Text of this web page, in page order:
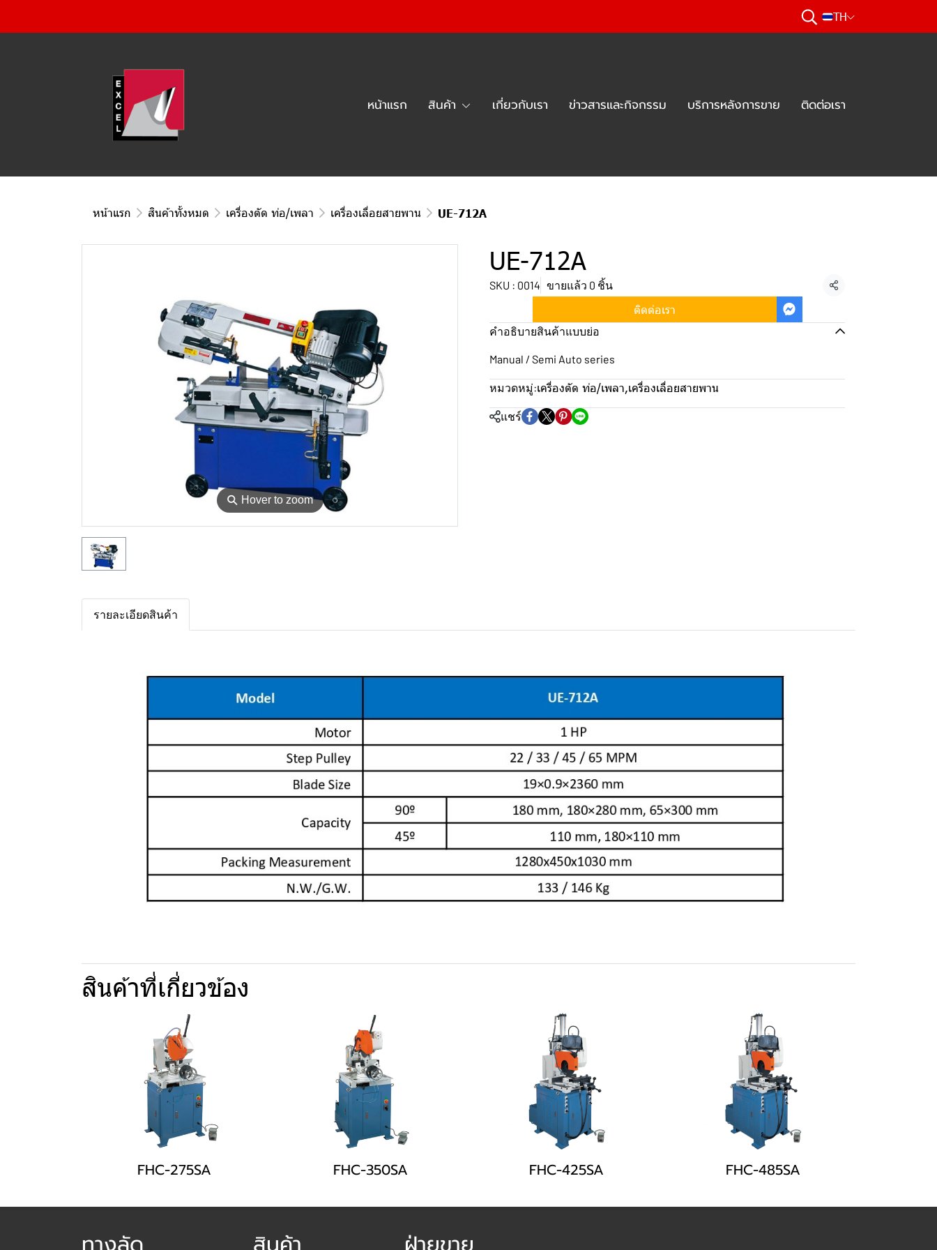
TH
หน้าแรก สินค้า เกี่ยวกับเรา ข่าวสารและกิจกรรม บริการหลังการขาย ติดต่อเรา
หน้าแรก สินค้าทั้งหมด เครื่องตัด ท่อ/เพลา เครื่องเลื่อยสายพาน UE-712A
⚲ Hover to zoom
UE-712A
SKU : 0014 ขายแล้ว 0 ชิ้น
แชร์
ติดต่อเรา
คำอธิบายสินค้าแบบย่อ
Manual / Semi Auto series
หมวดหมู่:เครื่องตัด ท่อ/เพลา,เครื่องเลื่อยสายพาน
แชร์
รายละเอียดสินค้า
สินค้าที่เกี่ยวข้อง
FHC-275SA FHC-350SA FHC-425SA FHC-485SA